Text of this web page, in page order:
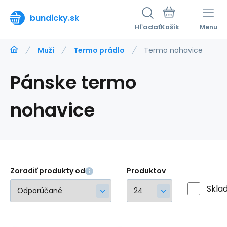
bundicky.sk
Hľadať Menu
Muži Termo prádlo Termo nohavice
Pánske termo
nohavice
Zoradiť produkty od Produktov